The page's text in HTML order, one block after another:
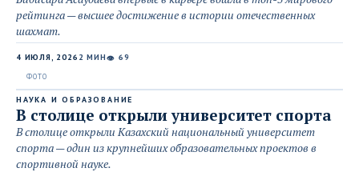
рейтинга — высшее достижение в истории отечественных
шахмат.
4 ИЮЛЯ, 2026 2 МИН👁 69
НАУКА И ОБРАЗОВАНИЕ
В столице открыли университет спорта
В столице открыли Казахский национальный университет
спорта — один из крупнейших образовательных проектов в
спортивной науке.